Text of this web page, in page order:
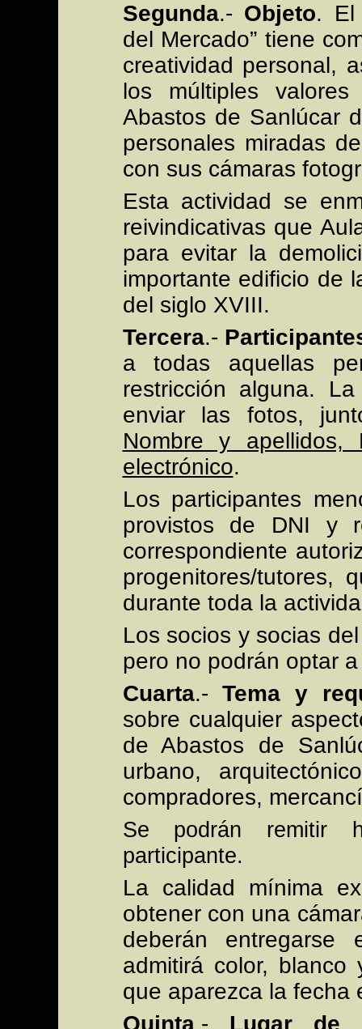
Segunda.- Objeto. El
del Mercado” tiene
creatividad personal,
los múltiples
Abastos de Sanlúcar
personales miradas
con sus cámaras
Esta actividad se
reivindicativas que
para evitar la
importante edificio de
del siglo XVIII.
Tercera.-
a todas aquellas
restricción alguna.
enviar las fotos,
Nombre y
electrónico.
Los participantes
provistos de DNI y
correspondiente
progenitores/tutores,
durante toda la
Los socios y socias
pero no podrán optar
Cuarta.-Tema y
sobre cualquier
de Abastos de
urbano,
compradores,
Se podrán remitir
participante.
La calidad mínima
obtener con una
deberán
admitirá color,
que aparezca la fecha
Quinta .- Lugar de